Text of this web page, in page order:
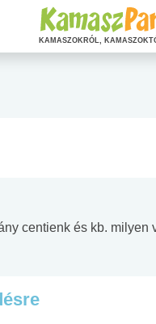
centienk és kb. milyen
KAMASZOKRÓL,